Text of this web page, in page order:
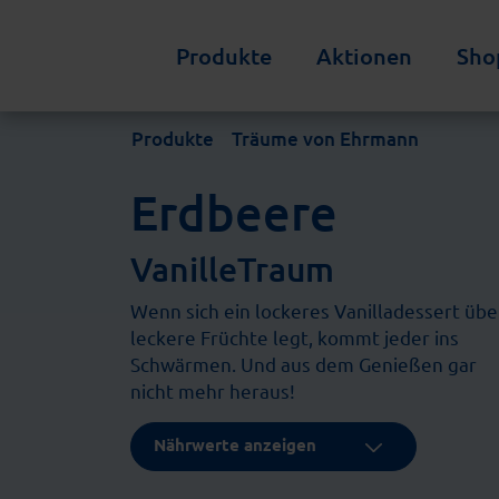
Produkte Aktionen
Produkte Träume von Ehrmann
Erdbeere
VanilleTraum
Wenn sich ein lockeres Vanilladessert
leckere Früchte legt, kommt jeder ins
Schwärmen. Und aus dem Genießen gar
nicht mehr heraus!
Nährwerte anzeigen